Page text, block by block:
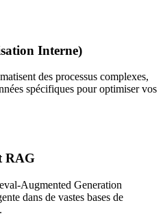
Interne)
des processus complexes,
spécifiques pour optimiser vos
RAG
Augmented Generation
dans de vastes bases de